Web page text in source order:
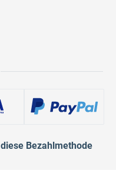
Bezahlmethode